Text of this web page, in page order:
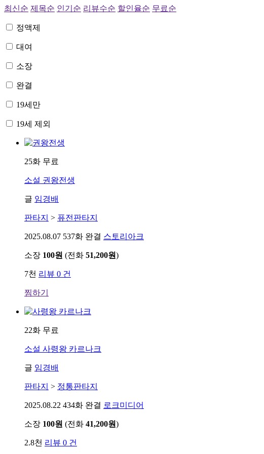
최신순 제목순 인기순 리뷰수순 할인율순 무료순
정액제
대여
소장
완결
19세만
19세 제외
25화 무료
소설 권왕전생
글 임경배
판타지 > 퓨전판타지
2025.08.07 537화 완결 스토리아크
소장 100원 (전화 51,200원)
7천 리뷰 0 건
찜하기
22화 무료
소설 사령왕 카르나크
글 임경배
판타지 > 정통판타지
2025.08.22 434화 완결 로크미디어
소장 100원 (전화 41,200원)
2.8천 리뷰 0 건